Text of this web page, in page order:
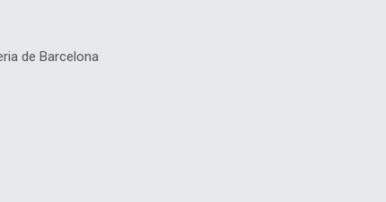
de Barcelona